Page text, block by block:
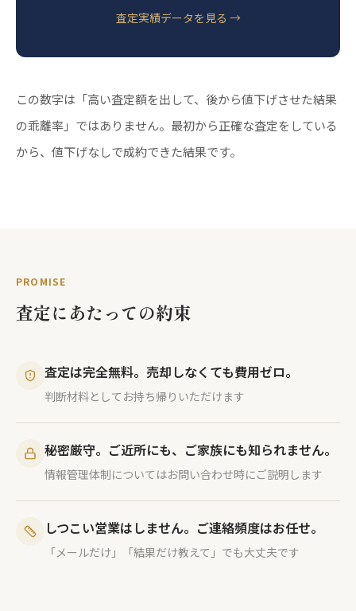
査定実績データを見る →
この数字は「高い査定額を出して、後から値下げさせた結果
の乖離率」ではありません。最初から正確な査定をしている
から、値下げなしで成約できた結果です。
PROMISE
査定にあたっての約束
査定は完全無料。売却しなくても費用ゼロ。
判断材料としてお持ち帰りいただけます
秘密厳守。ご近所にも、ご家族にも知られません。
情報管理体制についてはお問い合わせ時にご説明します
しつこい営業はしません。ご連絡頻度はお任せ。
「メールだけ」「結果だけ教えて」でも大丈夫です